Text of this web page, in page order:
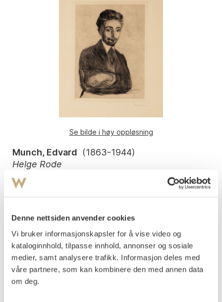
Denne nettsiden anvender cookies
Vi bruker informasjonskapsler for å vise video og
kataloginnhold, tilpasse innhold, annonser og sosiale
medier, samt analysere trafikk. Informasjon deles med
våre partnere, som kan kombinere den med annen data
om deg.
Se bilde i høy oppløsning
Munch, Edvard (1863-1944)
Helge Rode
Radering trykket i svart på tykt gulhvitt papir
Trykkerens signatur med blyant nede t.v.: O Felsing Berlin
gdr.
Påtegnet nede t.v. under passepartout: "besonders gutes
Druck": Et spesielt godt trykk.
1896-97
Woll 62 c).